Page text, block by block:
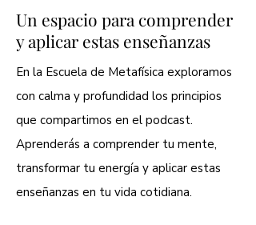
Un espacio para comprender
y aplicar estas enseñanzas
En la Escuela de Metafísica exploramos
con calma y profundidad los principios
que compartimos en el podcast.
Aprenderás a comprender tu mente,
transformar tu energía y aplicar estas
enseñanzas en tu vida cotidiana.